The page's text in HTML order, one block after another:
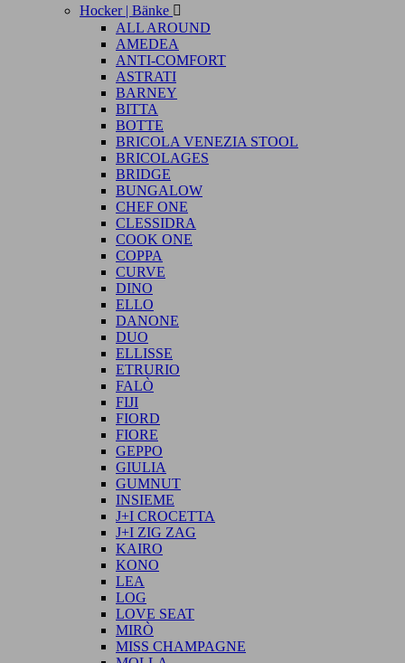
Hocker | Bänke 
ALL AROUND
AMEDEA
ANTI-COMFORT
ASTRATI
BARNEY
BITTA
BOTTE
BRICOLA VENEZIA STOOL
BRICOLAGES
BRIDGE
BUNGALOW
CHEF ONE
CLESSIDRA
COOK ONE
COPPA
CURVE
DINO
ELLO
DANONE
DUO
ELLISSE
ETRURIO
FALÒ
FIJI
FIORD
FIORE
GEPPO
GIULIA
GUMNUT
INSIEME
J+I CROCETTA
J+I ZIG ZAG
KAIRO
KONO
LEA
LOG
LOVE SEAT
MIRÒ
MISS CHAMPAGNE